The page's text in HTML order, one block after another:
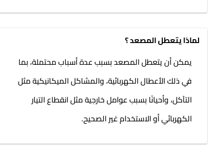
لماذا يتعطل المصعد ؟
يمكن أن يتعطل المصعد بسبب عدة أسباب محتملة، بما
في ذلك الأعطال الكهربائية، والمشاكل الميكانيكية مثل
التآكل، وأحيانًا بسبب عوامل خارجية مثل انقطاع التيار
الكهربائي أو الاستخدام غير الصحيح.